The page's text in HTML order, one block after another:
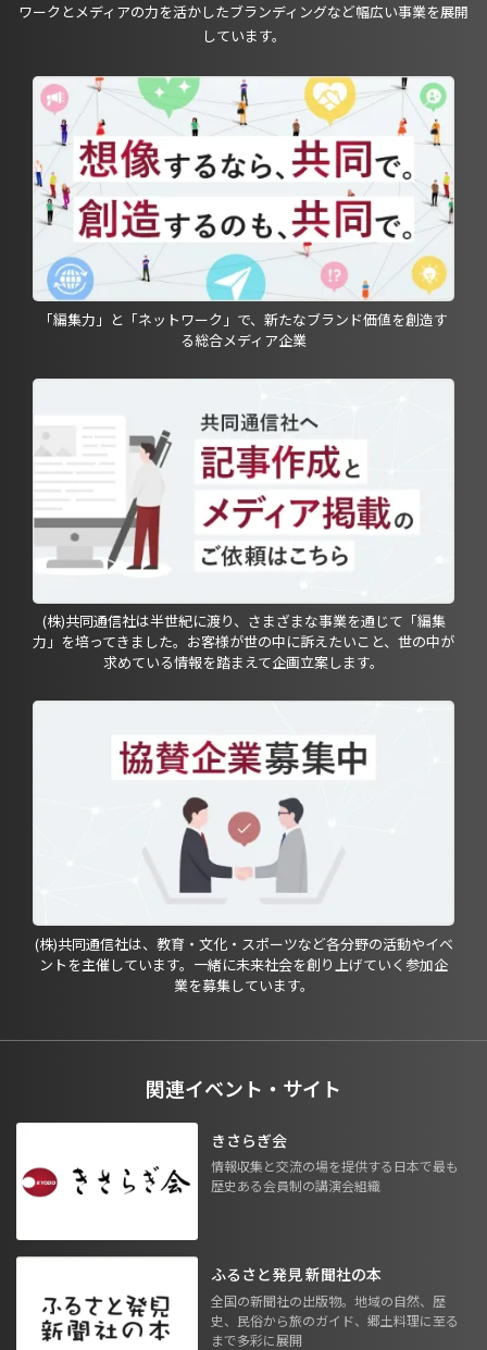
ワークとメディアの力を活かしたブランディングなど幅広い事業を展開
しています。
「編集力」と「ネットワーク」で、新たなブランド価値を創造す
る総合メディア企業
(株)共同通信社は半世紀に渡り、さまざまな事業を通じて「編集
力」を培ってきました。お客様が世の中に訴えたいこと、世の中が
求めている情報を踏まえて企画立案します。
(株)共同通信社は、教育・文化・スポーツなど各分野の活動やイベ
ントを主催しています。一緒に未来社会を創り上げていく参加企
業を募集しています。
関連イベント・サイト
きさらぎ会
情報収集と交流の場を提供する日本で最も
歴史ある会員制の講演会組織
ふるさと発見 新聞社の本
全国の新聞社の出版物。地域の自然、歴
史、民俗から旅のガイド、郷土料理に至る
まで多彩に展開